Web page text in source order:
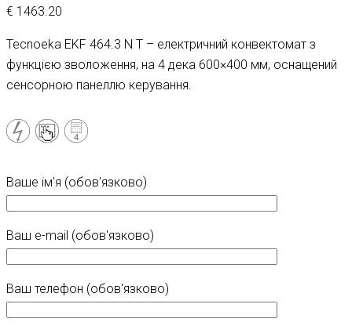
€ 1463.20
Tecnoeka EKF 464.3 N T – електричний конвектомат з
функцією зволоження, на 4 дека 600×400 мм, оснащений
сенсорною панеллю керування.
Ваше ім'я (обов'язково)
Ваш e-mail (обов'язково)
Ваш телефон (обов'язково)